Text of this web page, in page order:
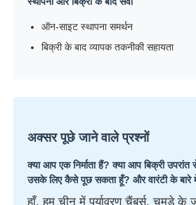
ऑन-साइट स्थापना समर्थन
बिक्री के बाद व्यापक तकनीकी सहायता
अक्सर पूछे जाने वाले प्रश्नों
क्या आप एक निर्माता हैं? क्या आप बिक्री
उसके लिए कैसे पूछ सकता हूँ? और वारंटी के बारे
हाँ, हम चीन में पर्यावरण चैंबर्स, चमड़े के